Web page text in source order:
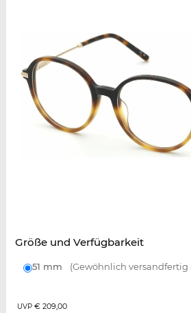
Größe und Verfügbarkeit
51 mm (Gewöhnlich versandfertig
UVP € 209,00